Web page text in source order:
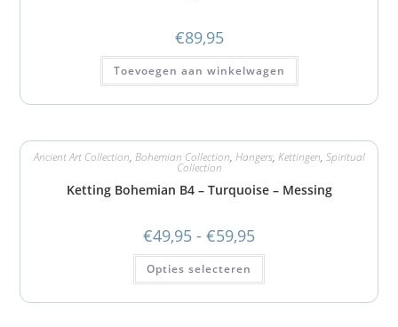
€89,95
Toevoegen aan winkelwagen
Ancient Art Collection, Bohemian Collection, Hangers, Kettingen, Spiritual
Collection
Ketting Bohemian B4 – Turquoise – Messing
€49,95 - €59,95
Opties selecteren